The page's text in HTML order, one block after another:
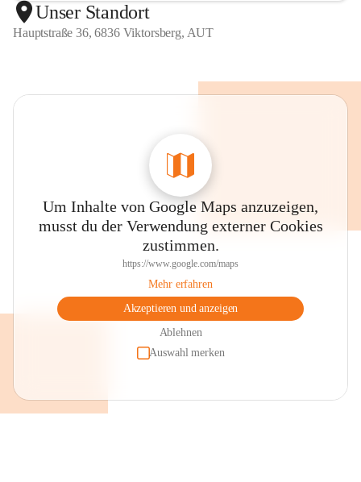
Unser Standort
Hauptstraße 36, 6836 Viktorsberg, AUT
Um Inhalte von Google Maps anzuzeigen,
musst du der Verwendung externer Cookies
zustimmen.
https://www.google.com/maps
Mehr erfahren
Akzeptieren und anzeigen
Ablehnen
Auswahl merken